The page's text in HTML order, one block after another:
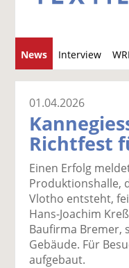
News Interview
01.04.2026
Richtfest
Einen Erfolg
Produktionshalle,
Vlotho entsteht,
Hans-Joachim
Baufirma Bremer,
Gebäude. Für
aufgebaut.